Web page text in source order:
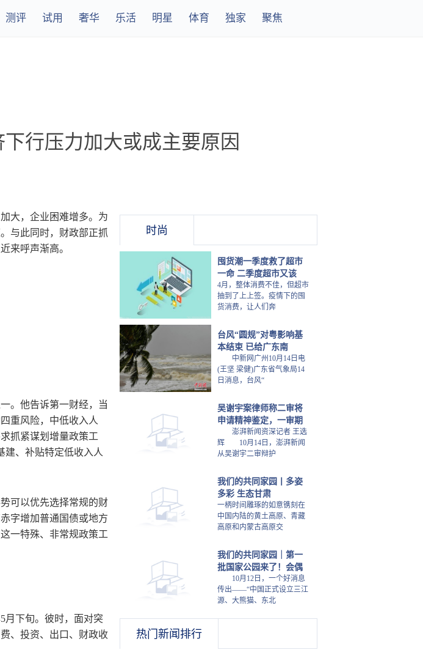
测评 试用 奢华 乐活 明星 体育 独家 聚焦
行压力加大或成主要原因
大，企业困难增多。为
与此同时，财政部正抓
来呼声渐高。
。他告诉第一财经，当
重风险，中低收入人
抓紧谋划增量政策工
建、补贴特定低收入人
可以优先选择常规的财
字增加普通国债或地方
一特殊、非常规政策工
月下旬。彼时，面对突
、投资、出口、财政收
时尚
囤货潮一季度救了超市
一命 二季度超市又该
4月，整体消费不佳，但超市
抽到了上上签。疫情下的囤
货消费，让人们奔
台风“圆规”对粤影响基
本结束 已给广东南
中新网广州10月14日电
(王坚 梁健)广东省气象局14
日消息，台风“
吴谢宇案律师称二审将
申请精神鉴定，一审期
澎湃新闻资深记者 王选
辉 10月14日，澎湃新闻
从吴谢宇二审辩护
我们的共同家园丨多姿
多彩 生态甘肃
一柄时间雕琢的如意镌刻在
中国内陆的黄土高原、青藏
高原和内蒙古高原交
我们的共同家园｜第一
批国家公园来了！会偶
10月12日，一个好消息
传出——“中国正式设立三江
源、大熊猫、东北
热门新闻排行